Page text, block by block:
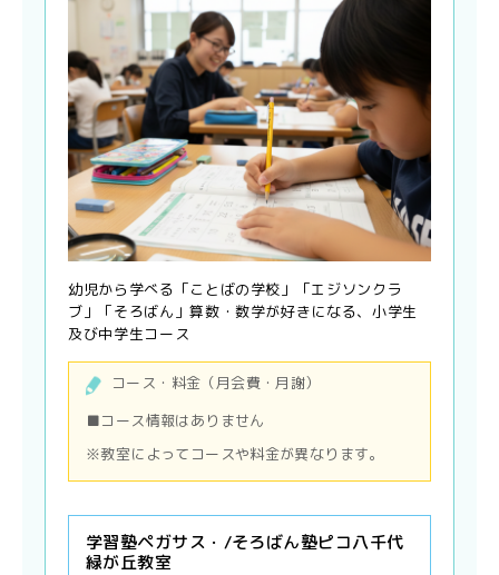
幼児から学べる「ことばの学校」「エジソンクラ
ブ」「そろばん」算数・数学が好きになる、小学生
及び中学生コース
コース・料金（月会費・月謝）
■コース情報はありません
※教室によってコースや料金が異なります。
学習塾ペガサス・/そろばん塾ピコ八千代
緑が丘教室